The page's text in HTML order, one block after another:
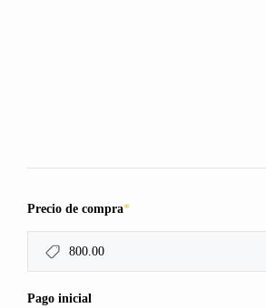
Precio de compra*
Pago inicial